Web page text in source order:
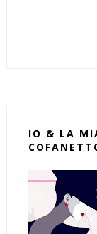
IO & LA